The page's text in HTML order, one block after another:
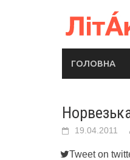
ГОЛОВНА
19.04.2011
Tweet on